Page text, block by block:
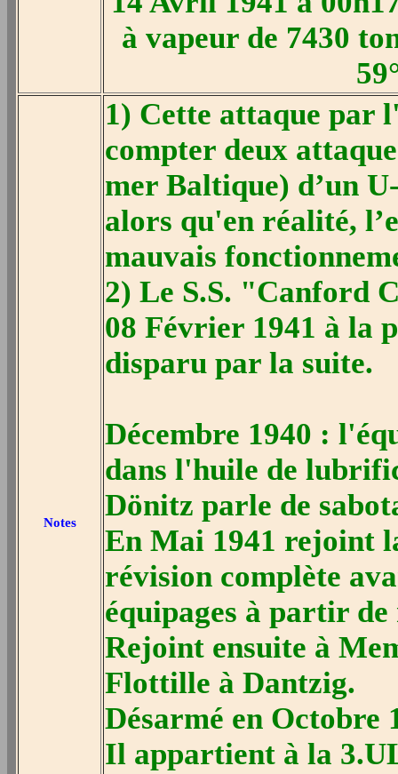
à vapeur de 7430
Notes
1) Cette attaque par
compter deux
mer Baltique) d’un
alors qu'en réalité,
mauvais
2) Le S.S. "Canford
08 Février 1941 à la
disparu par la suite.
Décembre 1940 :
dans l'huile de
Dönitz parle de
En Mai 1941 rejoint
révision complète
équipages à partir
Rejoint ensuite à
Flottille à Dantzig.
Désarmé en Octobre
Il appartient à la